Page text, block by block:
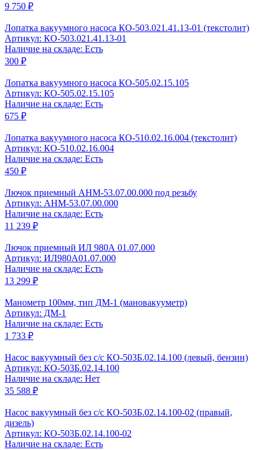
9 750 ₽
Лопатка вакуумного насоса КО-503.021.41.13-01 (текстолит)
Артикул: КО-503.021.41.13-01
Наличие на складе: Есть
300 ₽
Лопатка вакуумного насоса КО-505.02.15.105
Артикул: КО-505.02.15.105
Наличие на складе: Есть
675 ₽
Лопатка вакуумного насоса КО-510.02.16.004 (текстолит)
Артикул: КО-510.02.16.004
Наличие на складе: Есть
450 ₽
Лючок приемный АНМ-53.07.00.000 под резьбу
Артикул: АНМ-53.07.00.000
Наличие на складе: Есть
11 239 ₽
Лючок приемный ИЛ 980А 01.07.000
Артикул: ИЛ980А01.07.000
Наличие на складе: Есть
13 299 ₽
Манометр 100мм, тип ДМ-1 (мановакууметр)
Артикул: ДМ-1
Наличие на складе: Есть
1 733 ₽
Насос вакуумный без с/с КО-503Б.02.14.100 (левый, бензин)
Артикул: КО-503Б.02.14.100
Наличие на складе: Нет
35 588 ₽
Насос вакуумный без с/с КО-503Б.02.14.100-02 (правый,
дизель)
Артикул: КО-503Б.02.14.100-02
Наличие на складе: Есть